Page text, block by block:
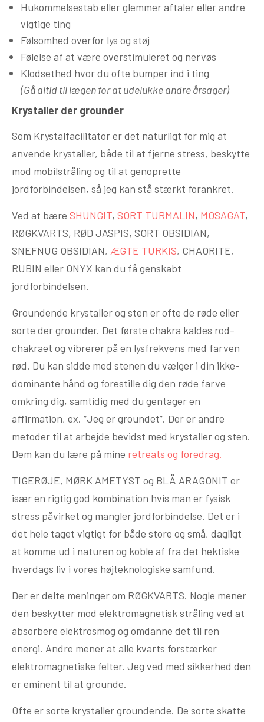
Hukommelsestab eller glemmer aftaler eller andre
vigtige ting
Følsomhed overfor lys og støj
Følelse af at være overstimuleret og nervøs
Klodsethed hvor du ofte bumper ind i ting
(Gå altid til lægen for at udelukke andre årsager)
Krystaller der grounder
Som Krystalfacilitator er det naturligt for mig at
anvende krystaller, både til at fjerne stress, beskytte
mod mobilstråling og til at genoprette
jordforbindelsen, så jeg kan stå stærkt forankret.
Ved at bære SHUNGIT, SORT TURMALIN, MOSAGAT,
RØGKVARTS, RØD JASPIS, SORT OBSIDIAN,
SNEFNUG OBSIDIAN, ÆGTE TURKIS, CHAORITE,
RUBIN eller ONYX kan du få genskabt
jordforbindelsen.
Groundende krystaller og sten er ofte de røde eller
sorte der grounder. Det første chakra kaldes rod-
chakraet og vibrerer på en lysfrekvens med farven
rød. Du kan sidde med stenen du vælger i din ikke-
dominante hånd og forestille dig den røde farve
omkring dig, samtidig med du gentager en
affirmation, ex. “Jeg er groundet”. Der er andre
metoder til at arbejde bevidst med krystaller og sten.
Dem kan du lære på mine retreats og foredrag.
TIGERØJE, MØRK AMETYST og BLÅ ARAGONIT er
især en rigtig god kombination hvis man er fysisk
stress påvirket og mangler jordforbindelse. Det er i
det hele taget vigtigt for både store og små, dagligt
at komme ud i naturen og koble af fra det hektiske
hverdags liv i vores højteknologiske samfund.
Der er delte meninger om RØGKVARTS. Nogle mener
den beskytter mod elektromagnetisk stråling ved at
absorbere elektrosmog og omdanne det til ren
energi. Andre mener at alle kvarts forstærker
elektromagnetiske felter. Jeg ved med sikkerhed den
er eminent til at grounde.
Ofte er sorte krystaller groundende. De sorte skatte